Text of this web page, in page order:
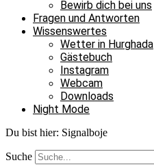
Bewirb dich bei uns
Fragen und Antworten
Wissenswertes
Wetter in Hurghada
Gästebuch
Instagram
Webcam
Downloads
Night Mode
Du bist hier: Signalboje
Suche